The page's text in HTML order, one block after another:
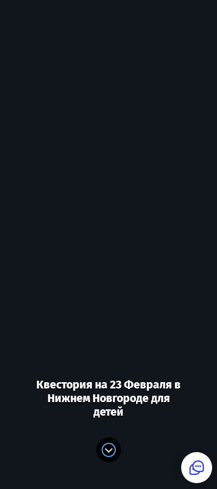
Квестория на 23 Февраля в
Нижнем Новгороде для
детей